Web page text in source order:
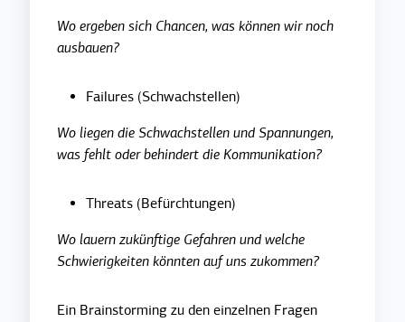
Wo ergeben sich Chancen, was können wir noch
ausbauen?
Failures (Schwachstellen)
Wo liegen die Schwachstellen und Spannungen,
was fehlt oder behindert die Kommunikation?
Threats (Befürchtungen)
Wo lauern zukünftige Gefahren und welche
Schwierigkeiten könnten auf uns zukommen?
Ein Brainstorming zu den einzelnen Fragen